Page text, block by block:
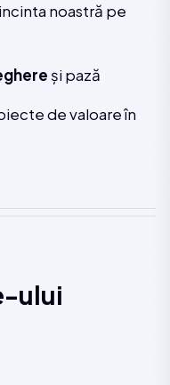
noastră pe
și pază
de valoare în
ului